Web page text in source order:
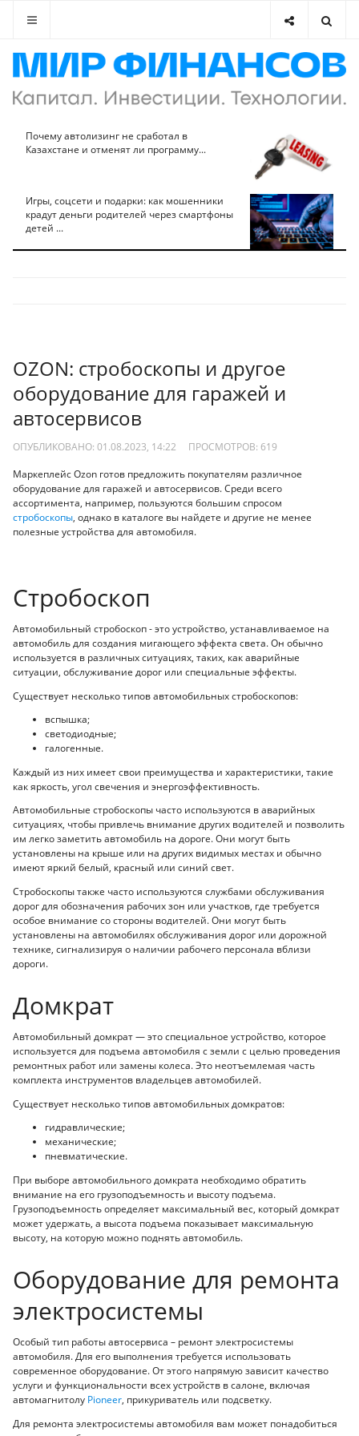
Почему автолизинг не сработал в
Казахстане и отменят ли программу...
Игры, соцсети и подарки: как мошенники
крадут деньги родителей через смартфоны
детей ...
OZON: стробоскопы и другое
оборудование для гаражей и
автосервисов
ОПУБЛИКОВАНО: 01.08.2023, 14:22 ПРОСМОТРОВ: 619
Маркеплейс Ozon готов предложить покупателям различное
оборудование для гаражей и автосервисов. Среди всего
ассортимента, например, пользуются большим спросом
стробоскопы, однако в каталоге вы найдете и другие не менее
полезные устройства для автомобиля.
Стробоскоп
Автомобильный стробоскоп - это устройство, устанавливаемое на
автомобиль для создания мигающего эффекта света. Он обычно
используется в различных ситуациях, таких, как аварийные
ситуации, обслуживание дорог или специальные эффекты.
Существует несколько типов автомобильных стробоскопов:
вспышка;
светодиодные;
галогенные.
Каждый из них имеет свои преимущества и характеристики, такие
как яркость, угол свечения и энергоэффективность.
Автомобильные стробоскопы часто используются в аварийных
ситуациях, чтобы привлечь внимание других водителей и позволить
им легко заметить автомобиль на дороге. Они могут быть
установлены на крыше или на других видимых местах и обычно
имеют яркий белый, красный или синий свет.
Стробоскопы также часто используются службами обслуживания
дорог для обозначения рабочих зон или участков, где требуется
особое внимание со стороны водителей. Они могут быть
установлены на автомобилях обслуживания дорог или дорожной
технике, сигнализируя о наличии рабочего персонала вблизи
дороги.
Домкрат
Автомобильный домкрат — это специальное устройство, которое
используется для подъема автомобиля с земли с целью проведения
ремонтных работ или замены колеса. Это неотъемлемая часть
комплекта инструментов владельцев автомобилей.
Существует несколько типов автомобильных домкратов:
гидравлические;
механические;
пневматические.
При выборе автомобильного домкрата необходимо обратить
внимание на его грузоподъемность и высоту подъема.
Грузоподъемность определяет максимальный вес, который домкрат
может удержать, а высота подъема показывает максимальную
высоту, на которую можно поднять автомобиль.
Оборудование для ремонта
электросистемы
Особый тип работы автосервиса – ремонт электросистемы
автомобиля. Для его выполнения требуется использовать
современное оборудование. От этого напрямую зависит качество
услуги и функциональности всех устройств в салоне, включая
автомагнитолу Pioneer, прикуриватель или подсветку.
Для ремонта электросистемы автомобиля вам может понадобиться